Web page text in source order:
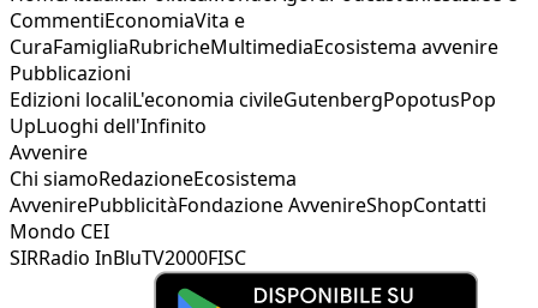
CommentiEconomiaVita e
CuraFamigliaRubricheMultimediaEcosistema avvenire
Pubblicazioni
Edizioni localiL'economia civileGutenbergPopotusPop
UpLuoghi dell'Infinito
Avvenire
Chi siamoRedazioneEcosistema
AvvenirePubblicitàFondazione AvvenireShopContatti
Mondo CEI
SIRRadio InBluTV2000FISC